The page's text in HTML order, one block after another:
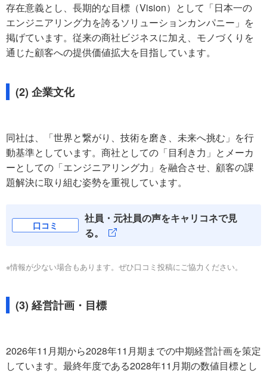
存在意義とし、長期的な目標（Vision）として「日本一の
エンジニアリング力を誇るソリューションカンパニー」を
掲げています。従来の商社ビジネスに加え、モノづくりを
通じた顧客への提供価値拡大を目指しています。
(2) 企業文化
同社は、「世界と繋がり、技術を磨き、未来へ挑む」を行
動基準としています。商社としての「目利き力」とメーカ
ーとしての「エンジニアリング力」を融合させ、顧客の課
題解決に取り組む姿勢を重視しています。
口コミ
社員・元社員の声をキャリコネで見
る。
※情報が少ない場合もあります。ぜひ口コミ投稿にご協力ください。
(3) 経営計画・目標
2026年11月期から2028年11月期までの中期経営計画を策定
しています。最終年度である2028年11月期の数値目標とし